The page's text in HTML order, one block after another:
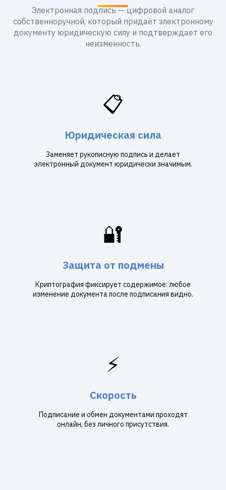
Электронная подпись — цифровой аналог
собственноручной, который придаёт электронному
документу юридическую силу и подтверждает его
неизменность.
📋
Юридическая сила
Заменяет рукописную подпись и делает
электронный документ юридически значимым.
🔐
Защита от подмены
Криптография фиксирует содержимое: любое
изменение документа после подписания видно.
⚡
Скорость
Подписание и обмен документами проходят
онлайн, без личного присутствия.